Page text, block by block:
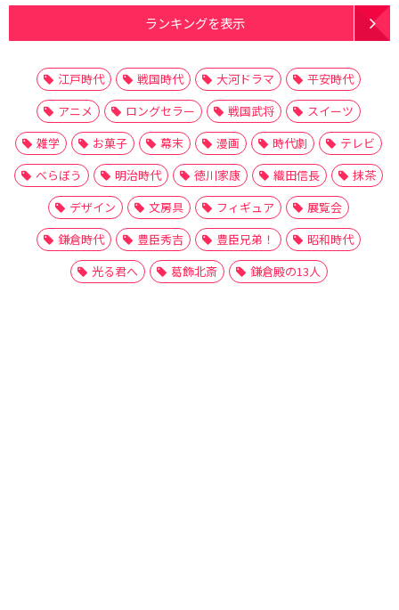
ランキングを表示
江戸時代 戦国時代 大河ドラマ
平安時代
アニメ
ロングセラー 戦国武将
スイーツ
雑学
お菓子 幕末 漫画 時代劇
テレビ
べらぼう
明治時代 徳川家康 織田信長
抹茶
デザイン
文房具 フィギュア
展覧会
鎌倉時代
豊臣秀吉 豊臣兄弟！
昭和時代
光る君へ
葛飾北斎 鎌倉殿の13人